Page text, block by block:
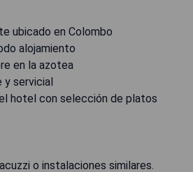
ubicado en Colombo
alojamiento
en la azotea
y servicial
hotel con selección de platos
o instalaciones similares.